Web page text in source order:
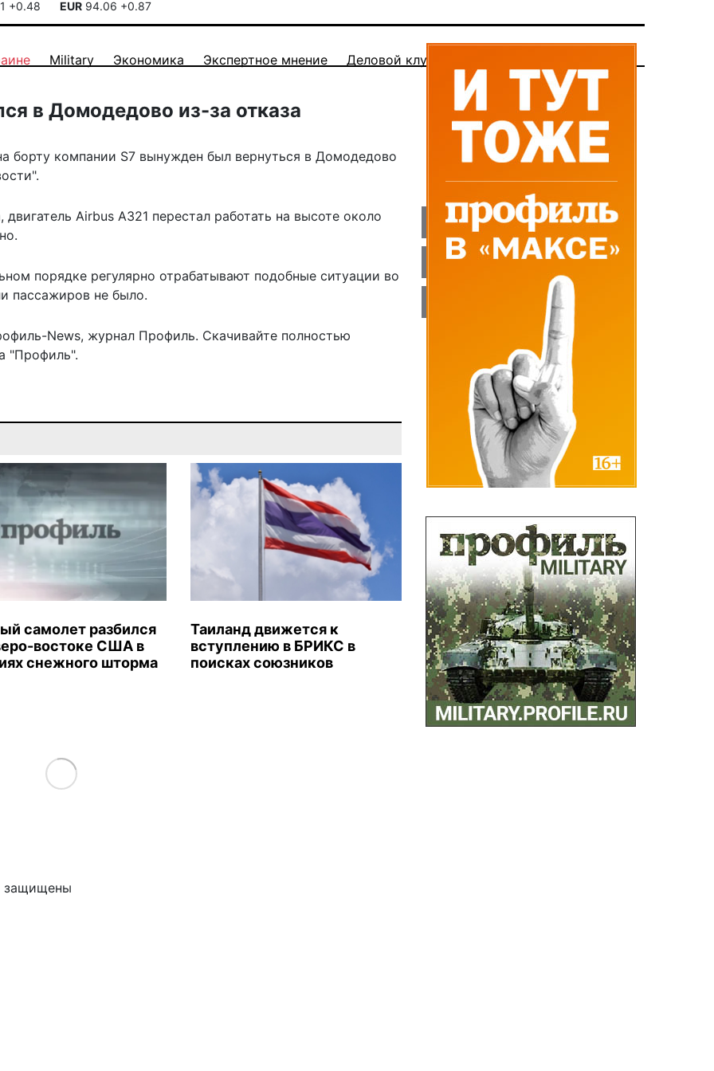
+0.48 EUR 94.06 +0.87
Military Экономика Экспертное мнение Деловой клуб
в Домодедово из-за отказа
компании S7 вынужден был вернуться в Домодедово
.
Airbus A321 перестал работать на высоте около
порядке регулярно отрабатывают подобные ситуации во
пассажиров не было.
News, журнал Профиль. Скачивайте полностью
"Профиль".
самолет разбился
востоке США в
снежного шторма
Таиланд движется к
вступлению в БРИКС в
поисках союзников
Load More
защищены